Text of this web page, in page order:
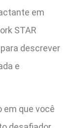
em
STAR
descrever
e
em que você